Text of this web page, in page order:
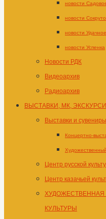
новости
новости
новости Удачное
новости Успенка
Новости РДК
Видеоархив
Радиоархив
ВЫСТАВКИ, МК,
Выставки и сувениры
Концертно-
Центр русской
Центр казачьей
ХУДОЖЕСТВЕННАЯ
КУЛЬТУРЫ